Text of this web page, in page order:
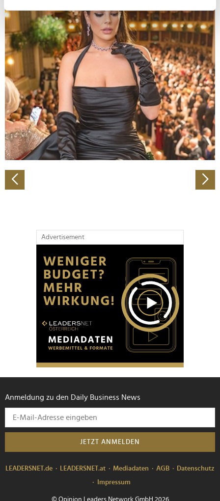
bestimmten Merkmalen (Fingerprinting) identifizieren
Erfahren Sie mehr darüber, wie Ihre persönlichen Daten
verarbeitet werden, und legen Sie Ihre Präferenzen im
Abschnitt Einzelheiten
fest.
Wir verwenden Cookies, um Inhalte und Anzeigen zu
personalisieren, Funktionen für soziale Medien anbieten
zu können und die Zugriffe auf unsere Website zu
analysieren. Außerdem geben wir Informationen zu Ihrer
Verwendung unserer Website an unsere Partner für
soziale Medien, Werbung und Analysen weiter. Unsere
Partner führen diese Informationen möglicherweise mit
haben oder die sie im Rahmen Ihrer Nutzung der Dienste
gesammelt haben.
Advertisement
Anmeldung zu den Daily Business News
JETZT ANMELDEN
LEADERSNET.de LEADERSNET.at Mediadaten AGB
Datenschutz
Impressum